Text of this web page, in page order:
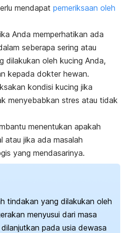
mendapat pemeriksaan oleh
Anda memperhatikan ada
seberapa sering atau
dilakukan oleh kucing Anda,
kepada dokter hewan.
kondisi kucing jika
menyebabkan stres atau tidak
menentukan apakah
atau jika ada masalah
yang mendasarinya.
tindakan yang dilakukan oleh
menyusui dari masa
pada usia dewasa